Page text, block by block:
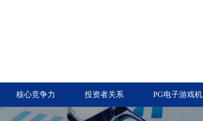
核心竞争力 投资者关系 PG电子游戏机